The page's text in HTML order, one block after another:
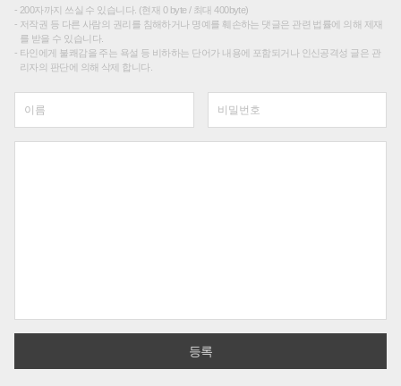
200자까지 쓰실 수 있습니다. (현재 0 byte / 최대 400byte)
저작권 등 다른 사람의 권리를 침해하거나 명예를 훼손하는 댓글은 관련 법률에 의해 제재
를 받을 수 있습니다.
타인에게 불쾌감을 주는 욕설 등 비하하는 단어가 내용에 포함되거나 인신공격성 글은 관
리자의 판단에 의해 삭제 합니다.